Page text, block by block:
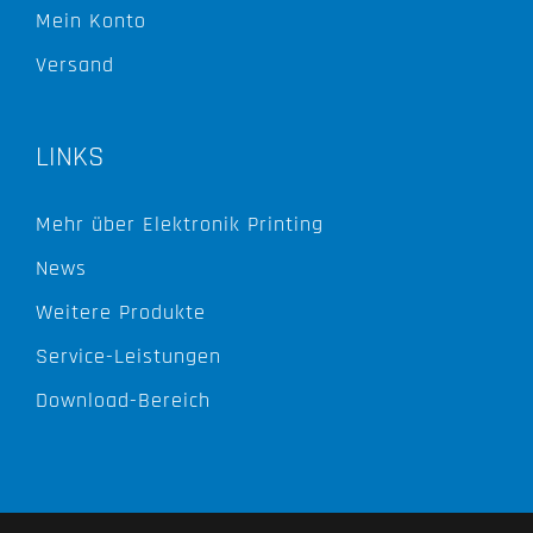
Mein Konto
Versand
LINKS
Mehr über Elektronik Printing
News
Weitere Produkte
Service-Leistungen
Download-Bereich